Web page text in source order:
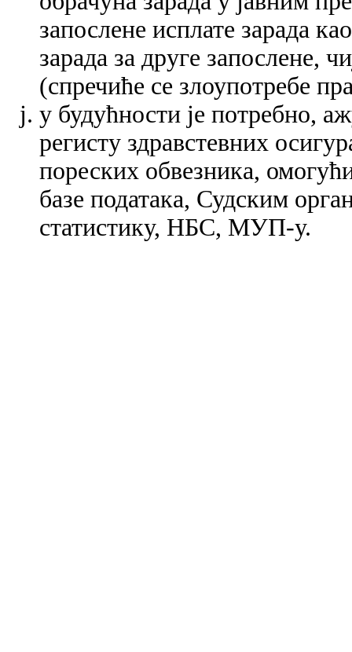
запослене исплате зарада
зарада за друге запослене,
(спречиће се злоупотребе
у будућности је потребно,
регисту здравстевних
пореских обвезника,
базе података, Судским
статистику, НБС, МУП-у.